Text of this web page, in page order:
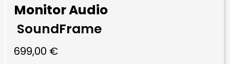
Monitor Audio
SoundFrame
699,00 €